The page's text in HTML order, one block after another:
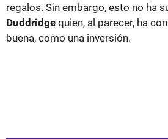
regalos. Sin embargo, esto no ha
Duddridge quien, al parecer, ha
buena, como una inversión.